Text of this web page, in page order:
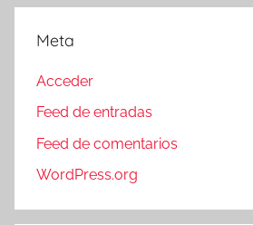
Meta
Acceder
Feed de entradas
Feed de comentarios
WordPress.org